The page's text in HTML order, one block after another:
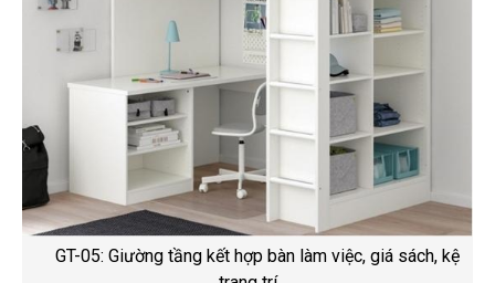
GT-05: Giường tầng kết hợp bàn làm việc, giá sách, kệ